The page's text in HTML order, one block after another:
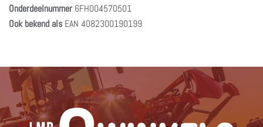
Onderdeelnummer 6FH004570501
Ook bekend als EAN 4082300190199